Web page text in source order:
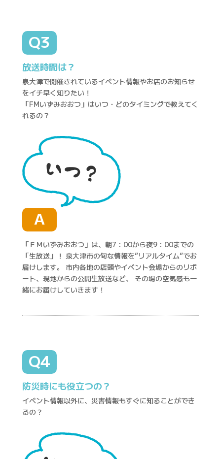
Q3
放送時間は？
泉大津で開催されているイベント情報やお店のお知らせ
をイチ早く知りたい！
「FMいずみおおつ」はいつ・どのタイミングで教えてく
れるの？
A
「ＦＭいずみおおつ」は、朝7：00から夜9：00までの
「生放送」！ 泉大津市の旬な情報を”リアルタイム”でお
届けします。 市内各地の店頭やイベント会場からのリポ
ート、現地からの公開生放送など、 その場の空気感も一
緒にお届けしていきます！
Q4
防災時にも役立つの？
イベント情報以外に、災害情報もすぐに知ることができ
るの？